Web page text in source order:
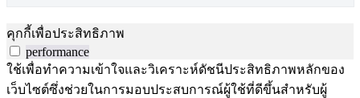
คุกกี้เพื่อประสิทธิภาพ
performance
ใช้เพื่อทำความเข้าใจและวิเคราะห์ดัชนีประสิทธิภาพหลักของ
เว็บไซต์ซึ่งช่วยในการมอบประสบการณ์ผู้ใช้ที่ดีขึ้นสำหรับผู้